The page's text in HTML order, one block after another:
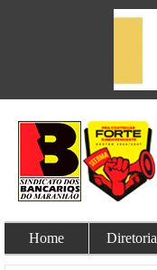
Home Diretoria